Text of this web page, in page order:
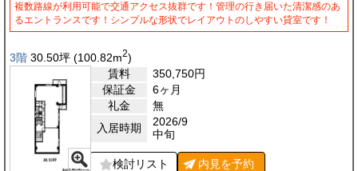
複数路線が利用可能で交通アクセス抜群です！管理の行き届いた清潔感のあ
るエントランスです！シンプルな形状でレイアウトのしやすい貸室です！
3階 30.50坪 (100.82m2)
賃料
350,750円
保証金
6ヶ月
礼金
無
入居時期
2026/9
中旬
検討リスト 内見を予約